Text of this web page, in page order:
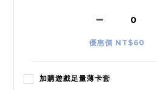
優惠價 NT$60
加購遊戲足量薄卡套